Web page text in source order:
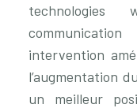
intervention
l’augmentation
un meilleur